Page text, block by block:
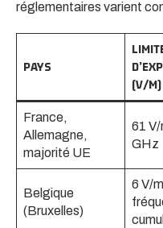
réglementaires varient
PAYS
(V/M)
France,
Allemagne,
majorité UE
61 V/
GHz
Belgique
(Bruxelles)
6 V/